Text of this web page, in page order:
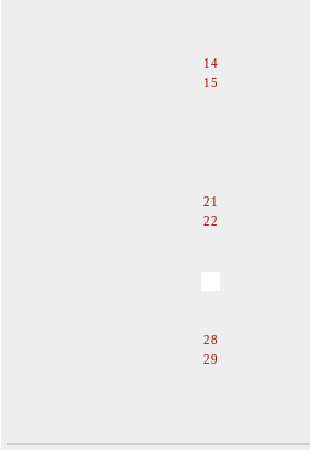
14
15
21
22
28
29